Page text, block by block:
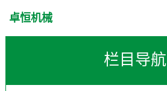
卓恒机械
栏目导航